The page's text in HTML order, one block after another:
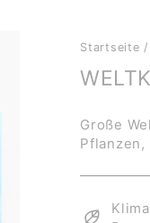
Startseite /
Große
Pflanzen,